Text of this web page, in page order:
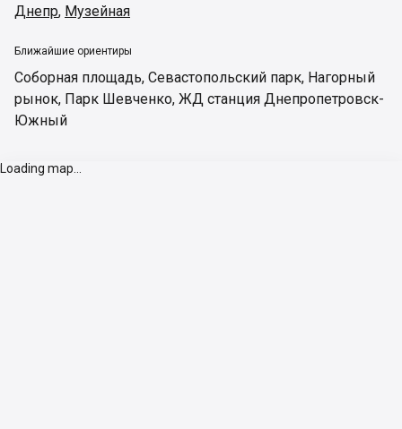
Днепр, Музейная
Ближайшие ориентиры
Соборная площадь, Севастопольский парк, Нагорный
рынок, Парк Шевченко, ЖД станция Днепропетровск-
Южный
Loading map...